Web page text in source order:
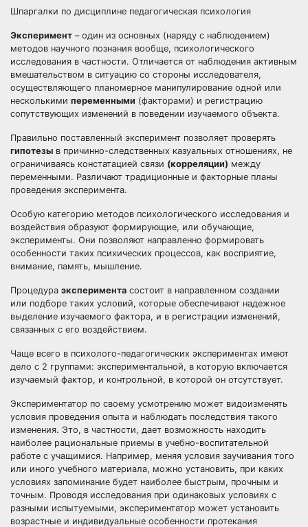
Шпаргалки по дисциплине педагогическая психология
Эксперимент – один из основных (наряду с наблюдением)
методов научного познания вообще, психологического
исследования в частности. Отличается от наблюдения активным
вмешательством в ситуацию со стороны исследователя,
осуществляющего планомерное манипулирование одной или
несколькими переменными (факторами) и регистрацию
сопутствующих изменений в поведении изучаемого объекта.
Правильно поставленный эксперимент позволяет проверять
гипотезы в причинно-следственных казуальных отношениях, не
ограничиваясь констатацией связи (корреляции) между
переменными. Различают традиционные и факторные планы
проведения эксперимента.
Особую категорию методов психологического исследования и
воздействия образуют формирующие, или обучающие,
эксперименты. Они позволяют направленно формировать
особенности таких психических процессов, как восприятие,
внимание, память, мышление.
Процедура эксперимента состоит в направленном создании
или подборе таких условий, которые обеспечивают надежное
выделение изучаемого фактора, и в регистрации изменений,
связанных с его воздействием.
Чаще всего в психолого-педагогических экспериментах имеют
дело с 2 группами: экспериментальной, в которую включается
изучаемый фактор, и контрольной, в которой он отсутствует.
Экспериментатор по своему усмотрению может видоизменять
условия проведения опыта и наблюдать последствия такого
изменения. Это, в частности, дает возможность находить
наиболее рациональные приемы в учебно-воспитательной
работе с учащимися. Например, меняя условия заучивания того
или иного учебного материала, можно установить, при каких
условиях запоминание будет наиболее быстрым, прочным и
точным. Проводя исследования при одинаковых условиях с
разными испытуемыми, экспериментатор может установить
возрастные и индивидуальные особенности протекания